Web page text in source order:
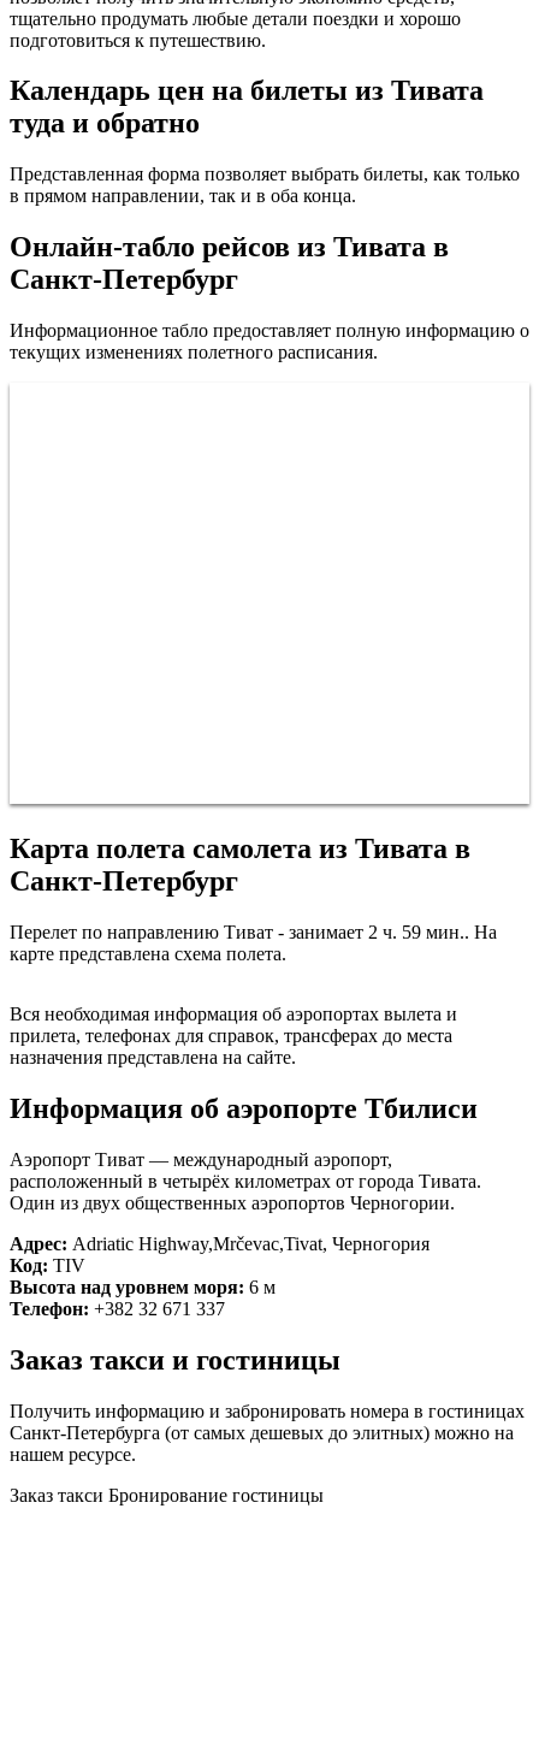
тщательно продумать любые детали поездки и хорошо
подготовиться к путешествию.
Календарь цен на билеты из Тивата
туда и обратно
Представленная форма позволяет выбрать билеты, как только
в прямом направлении, так и в оба конца.
Онлайн-табло рейсов из Тивата в
Санкт-Петербург
Информационное табло предоставляет полную информацию о
текущих изменениях полетного расписания.
Карта полета самолета из Тивата в
Санкт-Петербург
Перелет по направлению Тиват - занимает 2 ч. 59 мин.. На
карте представлена схема полета.
Санкт-Петербург
Вся необходимая информация об аэропортах вылета и
прилета, телефонах для справок, трансферах до места
назначения представлена на сайте.
Информация об аэропорте Тбилиси
Аэропорт Тиват — международный аэропорт,
расположенный в четырёх километрах от города Тивата.
Один из двух общественных аэропортов Черногории.
Адрес: Adriatic Highway,Mrčevac,Tivat, Черногория
Код: TIV
Высота над уровнем моря: 6 м
Телефон: +382 32 671 337
Заказ такси и гостиницы
Получить информацию и забронировать номера в гостиницах
Санкт-Петербурга (от самых дешевых до элитных) можно на
нашем ресурсе.
Заказ такси Бронирование гостиницы